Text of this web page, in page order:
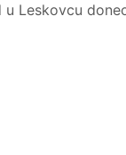
Leskovcu